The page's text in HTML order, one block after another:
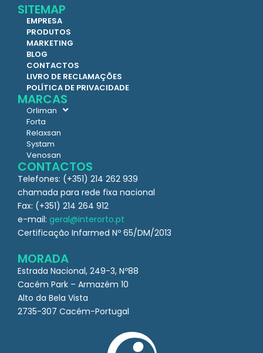
SITEMAP
EMPRESA
PRODUTOS
MARKETING
BLOG
CONTACTOS
LIVRO DE RECLAMAÇÕES
POLÍTICA DE PRIVACIDADE
MARCAS
Orliman
Forta
Relaxsan
Systam
Venosan
CONTACTOS
Telefones: (+351) 214 262 939
chamada para rede fixa nacional
Fax: (+351) 214 264 912
e-mail: geral@interorto.pt
Certificação Infarmed Nº 65/DM/2013
MORADA
Estrada Nacional, 249-3, Nº88
Cacém Park – Armazém 10
Alto da Bela Vista
2735-307 Cacém-Portugal